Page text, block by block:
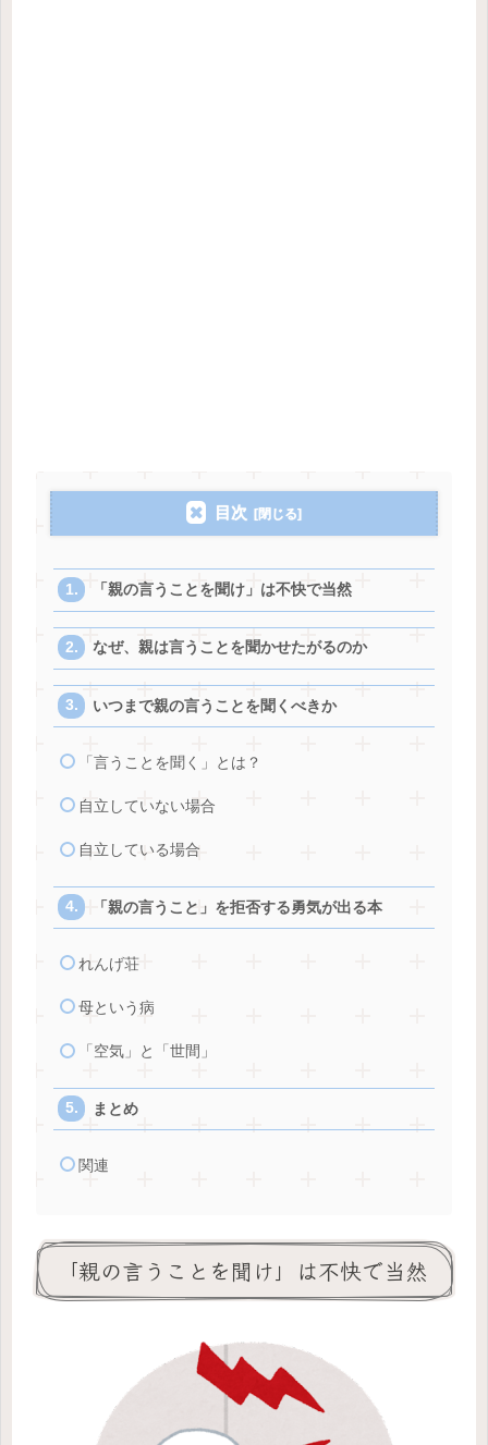
目次
「親の言うことを聞け」は不快で当然
なぜ、親は言うことを聞かせたがるのか
いつまで親の言うことを聞くべきか
「言うことを聞く」とは？
自立していない場合
自立している場合
「親の言うこと」を拒否する勇気が出る本
れんげ荘
母という病
「空気」と「世間」
まとめ
関連
「親の言うことを聞け」は不快で当然